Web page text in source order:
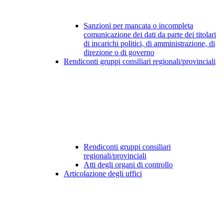
Sanzioni per mancata o incompleta
comunicazione dei dati da parte dei titolari
di incarichi politici, di amministrazione, di
direzione o di governo
Rendiconti gruppi consiliari regionali/provinciali
Rendiconti gruppi consiliari
regionali/provinciali
Atti degli organi di controllo
Articolazione degli uffici